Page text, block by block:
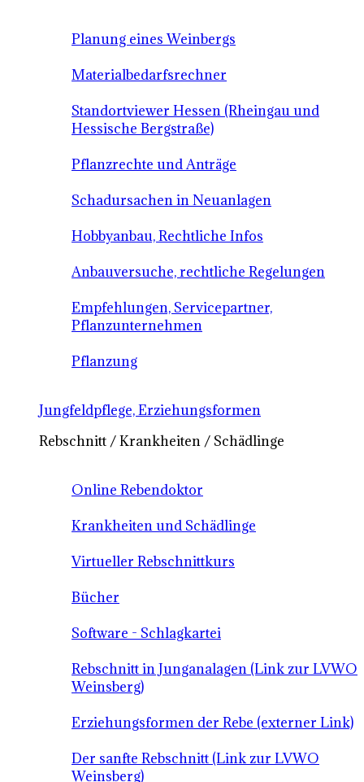
Planung eines Weinbergs
Materialbedarfsrechner
Standortviewer Hessen (Rheingau und
Hessische Bergstraße)
Pflanzrechte und Anträge
Schadursachen in Neuanlagen
Hobbyanbau, Rechtliche Infos
Anbauversuche, rechtliche Regelungen
Empfehlungen, Servicepartner,
Pflanzunternehmen
Pflanzung
Jungfeldpflege, Erziehungsformen
Rebschnitt / Krankheiten / Schädlinge
Online Rebendoktor
Krankheiten und Schädlinge
Virtueller Rebschnittkurs
Bücher
Software - Schlagkartei
Rebschnitt in Junganalagen (Link zur LVWO
Weinsberg)
Erziehungsformen der Rebe (externer Link)
Der sanfte Rebschnitt (Link zur LVWO
Weinsberg)